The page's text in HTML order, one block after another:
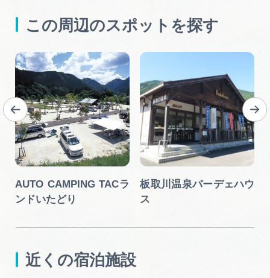
この周辺のスポットを探す
AUTO CAMPING TACラ
ンドいたどり
板取川温泉バーデェハウ
ス
近くの宿泊施設